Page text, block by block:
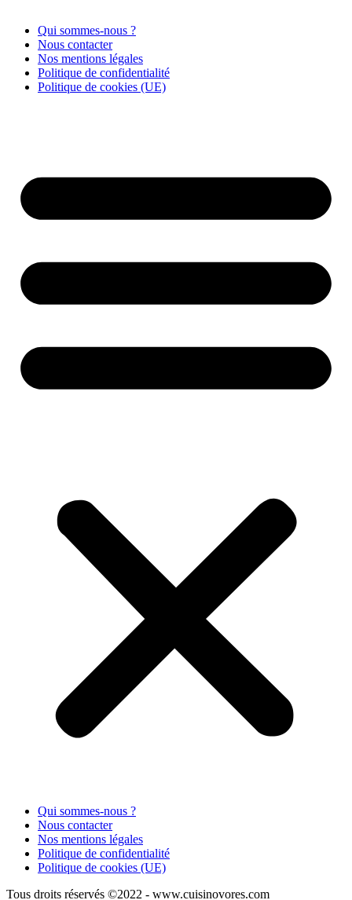
Qui sommes-nous ?
Nous contacter
Nos mentions légales
Politique de confidentialité
Politique de cookies (UE)
Qui sommes-nous ?
Nous contacter
Nos mentions légales
Politique de confidentialité
Politique de cookies (UE)
Tous droits réservés ©2022 - www.cuisinovores.com